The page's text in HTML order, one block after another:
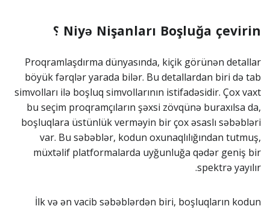
Niyə Nişanları Boşluğa çevirin ؟
Proqramlaşdırma dünyasında, kiçik görünən detallar
böyük fərqlər yarada bilər. Bu detallardan biri də tab
simvolları ilə boşluq simvollarının istifadəsidir. Çox vaxt
bu seçim proqramçıların şəxsi zövqünə buraxılsa da,
boşluqlara üstünlük verməyin bir çox əsaslı səbəbləri
var. Bu səbəblər, kodun oxunaqlılığından tutmuş,
müxtəlif platformalarda uyğunluğa qədər geniş bir
spektrə yayılır.
İlk və ən vacib səbəblərdən biri, boşluqların kodun